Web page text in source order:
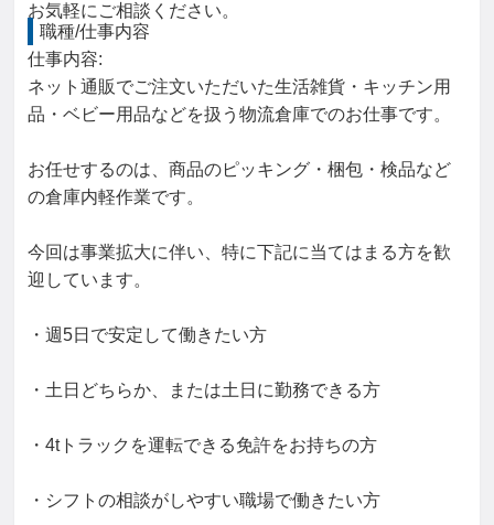
お気軽にご相談ください。
職種/仕事内容
仕事内容:
ネット通販でご注文いただいた生活雑貨・キッチン用
品・ベビー用品などを扱う物流倉庫でのお仕事です。
お任せするのは、商品のピッキング・梱包・検品など
の倉庫内軽作業です。
今回は事業拡大に伴い、特に下記に当てはまる方を歓
迎しています。
・週5日で安定して働きたい方
・土日どちらか、または土日に勤務できる方
・4tトラックを運転できる免許をお持ちの方
・シフトの相談がしやすい職場で働きたい方